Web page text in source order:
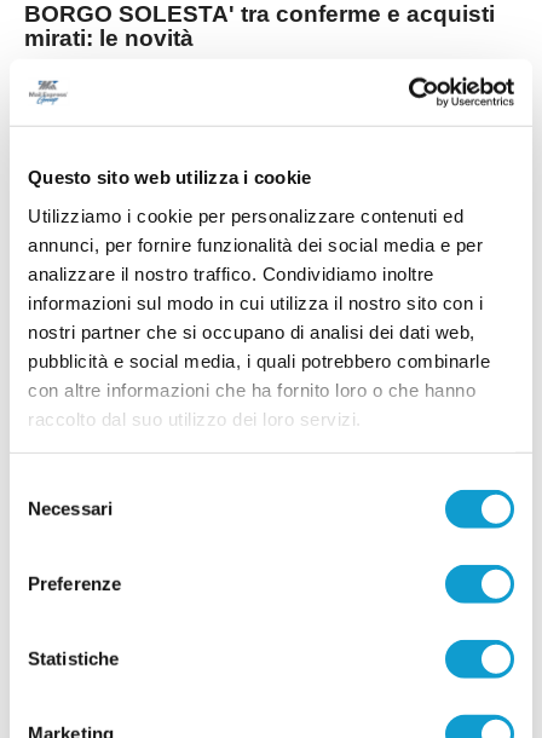
Questo sito web utilizza i cookie
Utilizziamo i cookie per personalizzare contenuti ed
annunci, per fornire funzionalità dei social media e per
analizzare il nostro traffico. Condividiamo inoltre
informazioni sul modo in cui utilizza il nostro sito con i
nostri partner che si occupano di analisi dei dati web,
pubblicità e social media, i quali potrebbero combinarle
con altre informazioni che ha fornito loro o che hanno
raccolto dal suo utilizzo dei loro servizi.
delNecessari
Preferenze
Statistiche
Marketing
BORGO SOLESTA' tra conferme e acquisti
mirati: le novità
ASCOLI PICENO. Il Borgo Solestà getta solide
basi per affrontare la stagione 2026/2027,
gialloblù sta infatti costruendo un
17/07/2026
CASTEL DI LAMA al lavoro: primo summit
tra dirigenza e staff tecnico
Primo incontro operativo in vista della nuova
stagione sportiva per il Castel di Lama. Lunedì
sera si è svolta una riunione di programmazione
che ha visto seduti allo stesso tavolo la...leggi
CROCE DI CASALE. Si accende il mercato:
COMUNANZA. Piazza il colpo di mercato il Croce
verde capitanata dal presidente Marco
Antognozzi ha acquisito le prestazioni sportive di
15/07/2026